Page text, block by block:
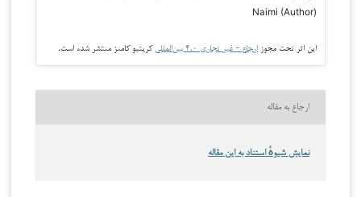
Naimi (Author)
این اثر تحت مجوز ارجاع - غیر تجاری ۴.۰ بین‌المللی کریتیو کامنز منتشر شده است.
ارجاع به مقاله
نمایش شیوهٔ استناد به این مقاله